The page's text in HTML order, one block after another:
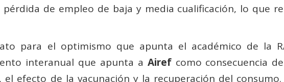
pérdida de empleo de baja y media cualificación, lo que
para el optimismo que apunta el académico de la
interanual que apunta a Airefcomo consecuencia
el efecto de la vacunación y la recuperación del